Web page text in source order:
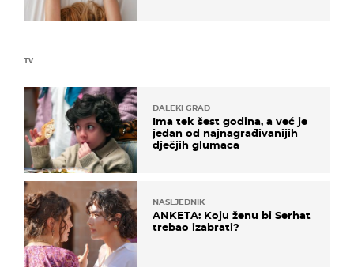
TV
DALEKI GRAD
Ima tek šest godina, a već je
jedan od najnagrađivanijih
dječjih glumaca
NASLJEDNIK
ANKETA: Koju ženu bi Serhat
trebao izabrati?